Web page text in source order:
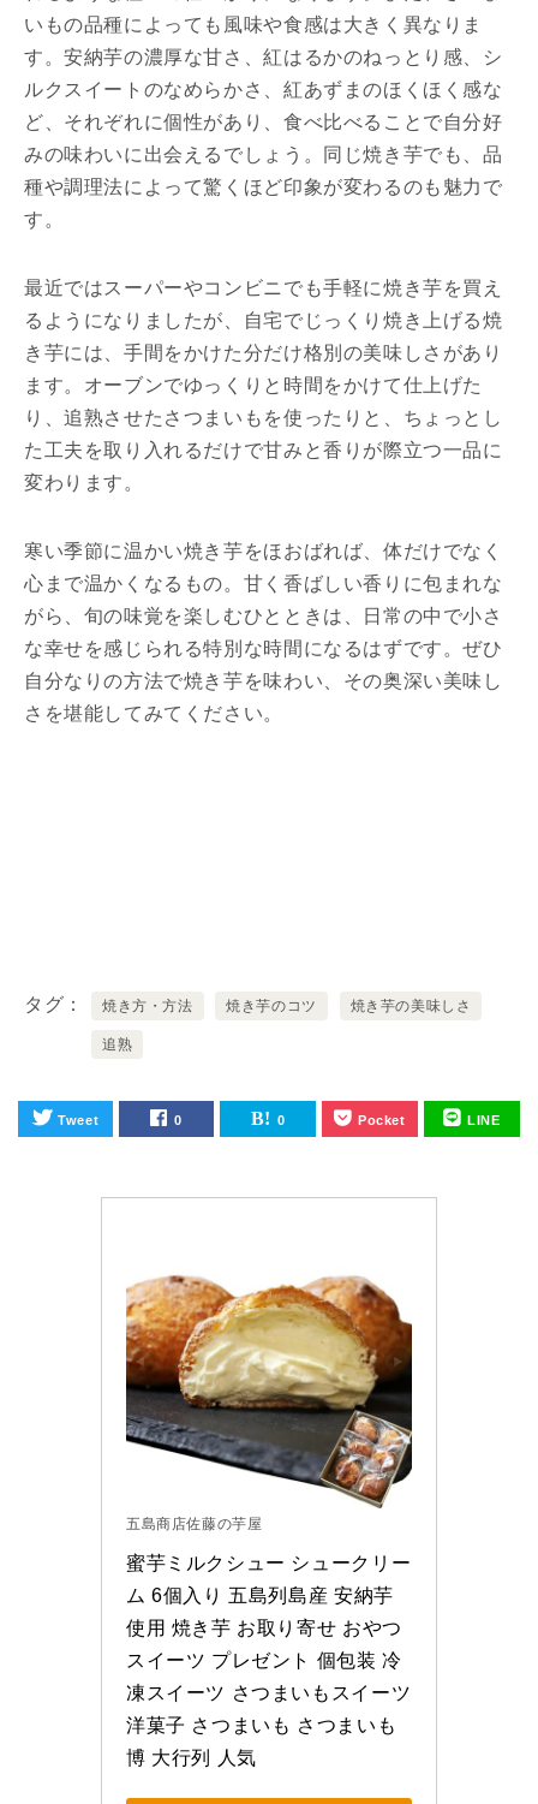
いもの品種によっても風味や食感は大きく異なりま
す。安納芋の濃厚な甘さ、紅はるかのねっとり感、シ
ルクスイートのなめらかさ、紅あずまのほくほく感な
ど、それぞれに個性があり、食べ比べることで自分好
みの味わいに出会えるでしょう。同じ焼き芋でも、品
種や調理法によって驚くほど印象が変わるのも魅力で
す。
最近ではスーパーやコンビニでも手軽に焼き芋を買え
るようになりましたが、自宅でじっくり焼き上げる焼
き芋には、手間をかけた分だけ格別の美味しさがあり
ます。オーブンでゆっくりと時間をかけて仕上げた
り、追熟させたさつまいもを使ったりと、ちょっとし
た工夫を取り入れるだけで甘みと香りが際立つ一品に
変わります。
寒い季節に温かい焼き芋をほおばれば、体だけでなく
心まで温かくなるもの。甘く香ばしい香りに包まれな
がら、旬の味覚を楽しむひとときは、日常の中で小さ
な幸せを感じられる特別な時間になるはずです。ぜひ
自分なりの方法で焼き芋を味わい、その奥深い美味し
さを堪能してみてください。
タグ 焼き方・方法 焼き芋のコツ 焼き芋の美味しさ
追熟
Tweet 0 0 Pocket LINE
五島商店佐藤の芋屋
蜜芋ミルクシュー シュークリー
ム 6個入り 五島列島産 安納芋
使用 焼き芋 お取り寄せ おやつ
スイーツ プレゼント 個包装 冷
凍スイーツ さつまいもスイーツ
洋菓子 さつまいも さつまいも
博 大行列 人気